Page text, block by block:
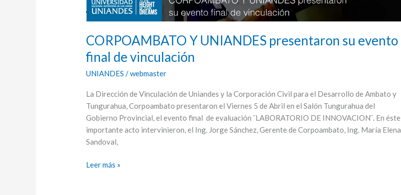
CORPOAMBATO Y UNIANDES presentaron su evento
final de vinculación
UNIANDES /webmaster
La Dirección de Vinculación de Uniandes y la Corporación Civil para el Desarrollo de Ambato y
Tungurahua, Corpoambato presentaron el Viernes 5 de Abril en el Salón Tungurahua del
Gobierno Provincial, el evento final de evaluación ¨LABORATORIO DE INNOVACION¨. En éste
importante acto intervinieron, el Ing. Jorge Sánchez, Gerente de Corpoambato, Ing. María Elena
Sandoval,
Leer más »